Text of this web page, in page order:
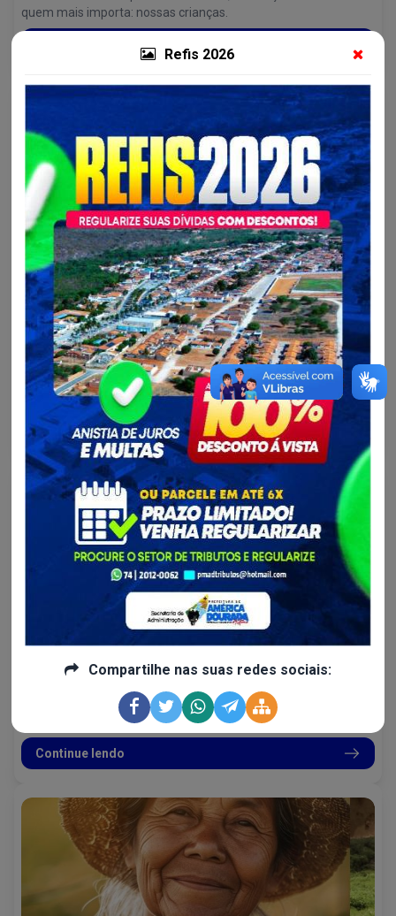
Refis 2026
Compartilhe nas suas redes sociais:
quem mais importa: nossas crianças.
Saúde - SESAU...
Participe da nossa 1ª Plenária Popular da Saúde que
acontecerá...
Com o tema ‘Saúde do trabalhador e da trabalhadora como
direito humano’, o evento é um importante espaço de escuta e
construção coletiva.
Continue lendo
Desenvolvimento Social e...
Elas correram, brilharam e fizeram história!
O 2º Running Para Elas foi puro sucesso!
Continue lendo